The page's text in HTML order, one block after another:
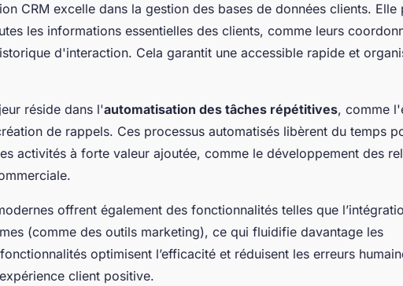
CRM excelle dans la gestion des bases de données clients. Elle
les informations essentielles des clients, comme leurs
d'interaction. Cela garantit une accessible rapide et
réside dans l'automatisation des tâches répétitives, comme
de rappels. Ces processus automatisés libèrent du temps
activités à forte valeur ajoutée, comme le développement des
offrent également des fonctionnalités telles que
(comme des outils marketing), ce qui fluidifie davantage les
optimisent l’efficacité et réduisent les erreurs
client positive.